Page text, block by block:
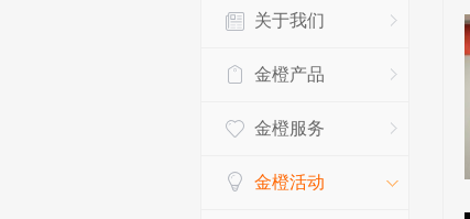
关于平安银行电子版信用卡更名为平安银行数字信用卡的公告
关于调整存量首套住房贷款利率的公告
关于我们
金橙产品
金橙服务
金橙活动